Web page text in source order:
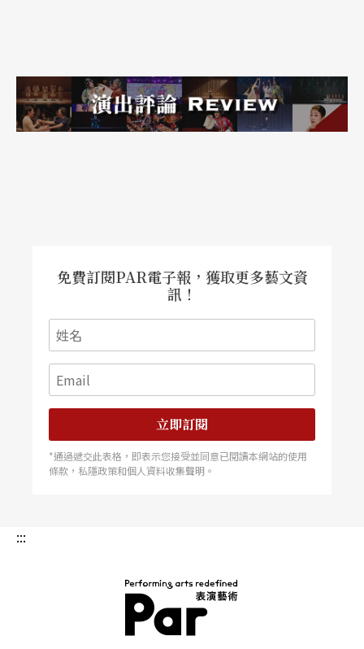
那時被指揮工作綁住的作曲家並不只有馬勒一位，
他至少還有位難兄難弟理查．史特勞斯（Richard St
事實上，一九○二年六月《第三號交響曲》首演
後，馬勒的作品開始被另眼看待，之後的作品都很
快就獲得首演的機會，好不叫人羨慕。
造就「悲情馬勒」形象最重要的因素，應是馬勒生
命最後幾年連串的事件。一九○七年，馬勒辭掉代
表著他人生最高成就的維也納宮廷歌劇院總監職
務；同一年，他還不到五歲的大女兒瑪麗亞安娜
擊，馬勒也不例外。他之後創作的《大地之歌》
和《第九號交響曲》多少反映出
此時的心境。三年後，妻子愛爾瑪的外遇事件，更
免費訂閱PAR電子報，獲取更多藝文資
訊！
立即訂閱
*通過遞交此表格，即表示您接受並同意已閱讀本網站的使用
條款，私隱政策和個人資料收集聲明。
:::